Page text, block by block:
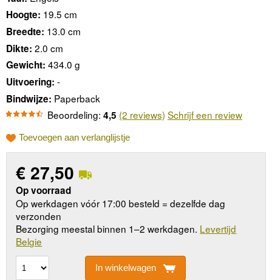
Hoogte: 19.5 cm
Breedte: 13.0 cm
Dikte: 2.0 cm
Gewicht: 434.0 g
Uitvoering: -
Bindwijze: Paperback
Beoordeling: 4,5 (2 reviews) Schrijf een review
Toevoegen aan verlanglijstje
€ 27,50
Op voorraad
Op werkdagen vóór 17:00 besteld = dezelfde dag
verzonden
Bezorging meestal binnen 1–2 werkdagen. Levertijd
Belgie
In winkelwagen